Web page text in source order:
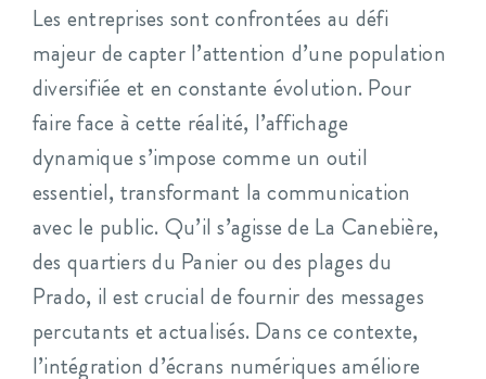
Les entreprises sont confrontées au défi
majeur de capter l’attention d’une population
diversifiée et en constante évolution. Pour
faire face à cette réalité, l’affichage
dynamique s’impose comme un outil
essentiel, transformant la communication
avec le public. Qu’il s’agisse de La Canebière,
des quartiers du Panier ou des plages du
Prado, il est crucial de fournir des messages
percutants et actualisés. Dans ce contexte,
l’intégration d’écrans numériques améliore